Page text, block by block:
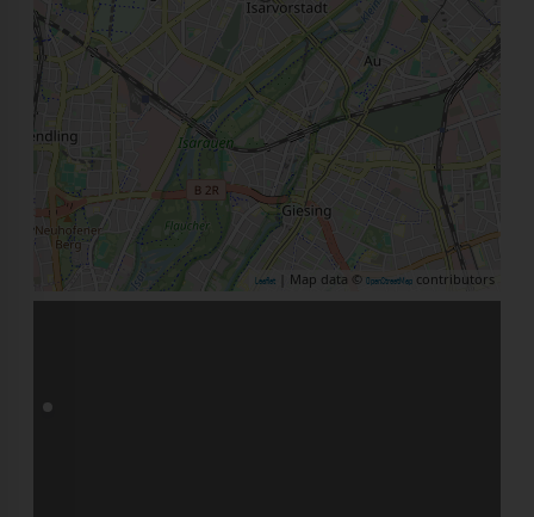
Leaflet | Map data © OpenStreetMap contributors